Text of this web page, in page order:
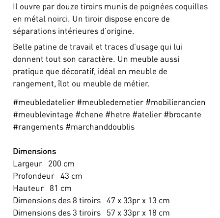
Il ouvre par douze tiroirs munis de poignées coquilles
en métal noirci. Un tiroir dispose encore de
séparations intérieures d’origine.
Belle patine de travail et traces d’usage qui lui
donnent tout son caractère. Un meuble aussi
pratique que décoratif, idéal en meuble de
rangement, îlot ou meuble de métier.
#meubledatelier #meubledemetier #mobilierancien
#meublevintage #chene #hetre #atelier #brocante
#rangements #marchanddoublis
Dimensions
Largeur
200 cm
Profondeur 43 cm
Hauteur
81 cm
Dimensions des 8 tiroirs 47 x 33pr x 13 cm
Dimensions des 3 tiroirs
57 x 33pr x 18 cm